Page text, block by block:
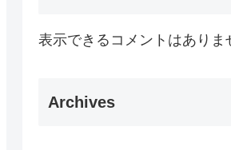
表示できるコメントはありま
Archives